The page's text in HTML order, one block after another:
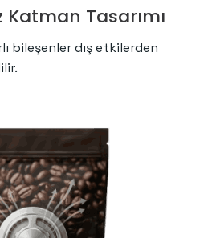
Katman Tasarımı
bileşenler dış etkilerden